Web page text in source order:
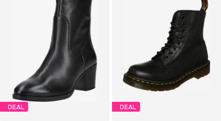
DEAL DEAL